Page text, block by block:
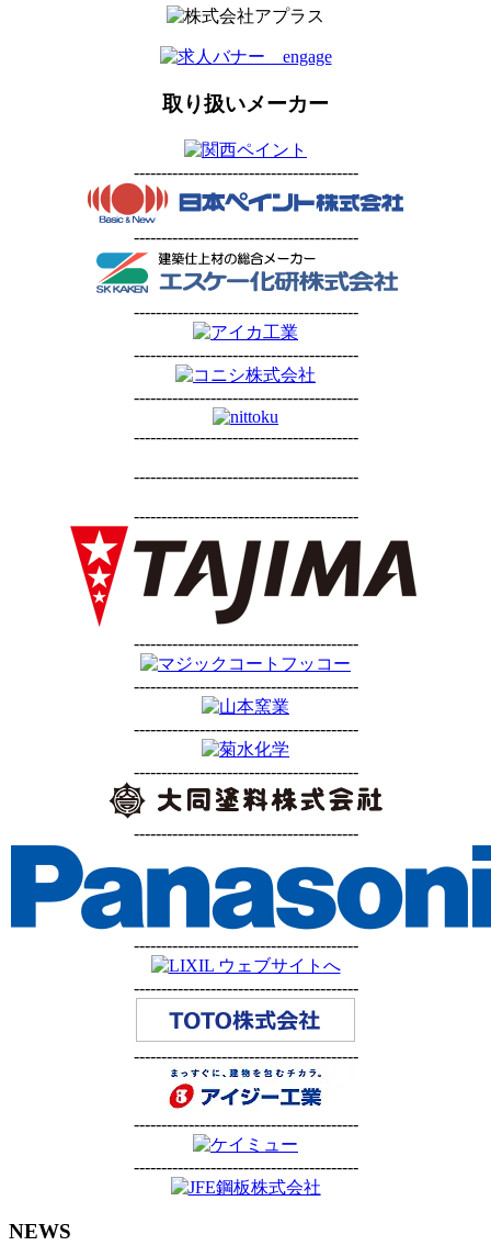
取り扱いメーカー
-----------------------------------------
-----------------------------------------
-----------------------------------------
-----------------------------------------
-----------------------------------------
-----------------------------------------
-----------------------------------------
-----------------------------------------
-----------------------------------------
-----------------------------------------
-----------------------------------------
-----------------------------------------
-----------------------------------------
-----------------------------------------
-----------------------------------------